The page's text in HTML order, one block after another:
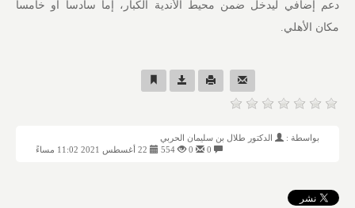
دعم إضافي ليدخل ضمن محيط الأندية الكبار، إما سادساً أو خامساً
مكان الأهلي.
بواسطة :
الدكتور طلال بن سليمان الحربي
554